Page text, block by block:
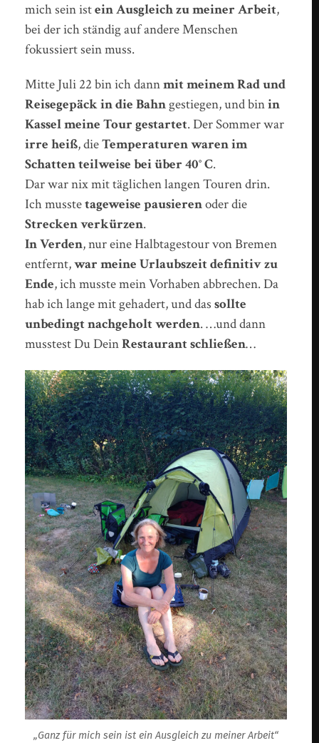
mich sein istein Ausgleich zu meiner Arbeit,
bei der ich ständig auf andere Menschen
fokussiert sein muss.
Mitte Juli 22 bin ich dannmit meinem Rad und
Reisegepäck in die Bahngestiegen, und binin
Kassel meine Tour gestartet. Der Sommer war
irre heiß, dieTemperaturen waren im
Schatten teilweise bei über 40° C.
Dar war nix mit täglichen langen Touren drin.
Ich musstetageweise pausierenoder die
Strecken verkürzen.
In Verden, nur eine Halbtagestour von Bremen
entfernt,war meine Urlaubszeit definitiv zu
Ende, ich musste mein Vorhaben abbrechen. Da
hab ich lange mit gehadert, und dassollte
unbedingt nachgeholt werden. …und dann
musstest Du DeinRestaurant schließen…
„Ganz für mich sein ist ein Ausgleich zu meiner Arbeit“